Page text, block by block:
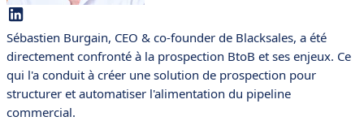
Sébastien Burgain, CEO & co-founder de Blacksales, a été
directement confronté à la prospection BtoB et ses enjeux. Ce
qui l'a conduit à créer une solution de prospection pour
structurer et automatiser l'alimentation du pipeline
commercial.